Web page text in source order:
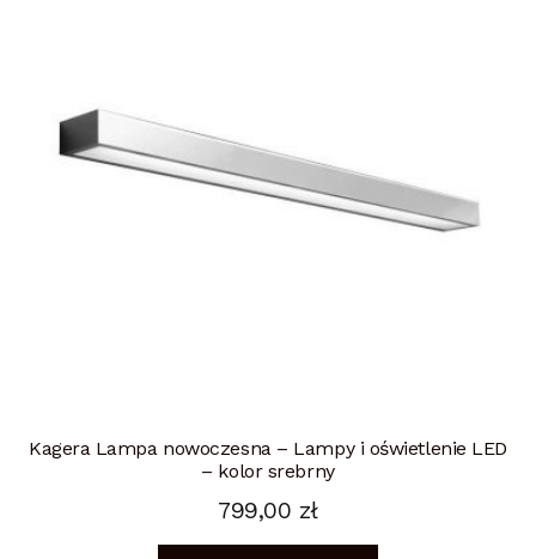
Kagera Lampa nowoczesna – Lampy i oświetlenie LED
– kolor srebrny
799,00 zł